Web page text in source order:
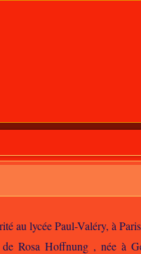
au lycée Paul-Valéry, à
Rosa Hoffnung , née à